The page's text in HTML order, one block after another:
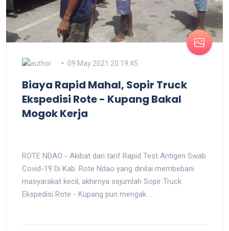
09 May 2021 20:19:45
Biaya Rapid Mahal, Sopir Truck
Ekspedisi Rote - Kupang Bakal
Mogok Kerja
ROTE NDAO - Akibat dari tarif Rapid Test Antigen Swab
Covid-19 Di Kab. Rote Ndao yang dinilai membebani
masyarakat kecil, akhirnya sejumlah Sopir Truck
Ekspedisi Rote - Kupang pun mengak ...